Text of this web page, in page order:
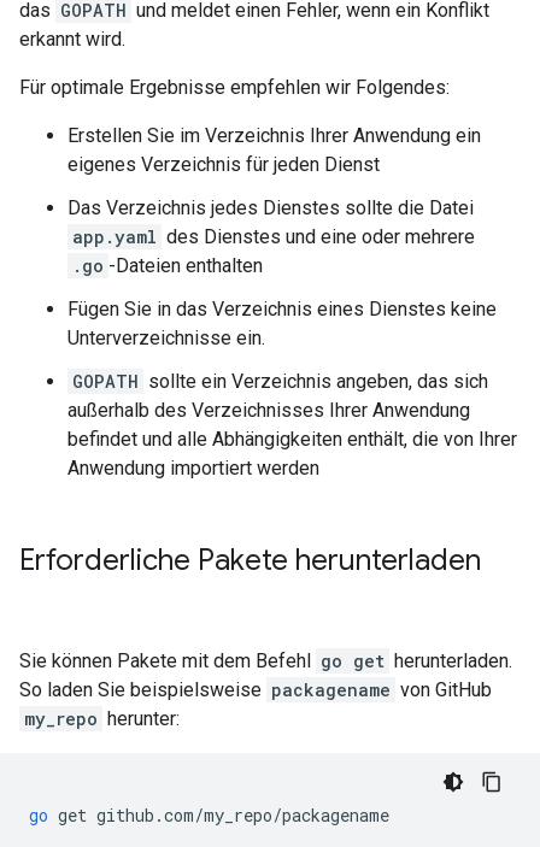
das GOPATH und meldet einen Fehler, wenn ein Konflikt
erkannt wird.
Für optimale Ergebnisse empfehlen wir Folgendes:
Erstellen Sie im Verzeichnis Ihrer Anwendung ein
eigenes Verzeichnis für jeden Dienst
Das Verzeichnis jedes Dienstes sollte die Datei
app.yaml des Dienstes und eine oder mehrere
.go -Dateien enthalten
Fügen Sie in das Verzeichnis eines Dienstes keine
Unterverzeichnisse ein.
GOPATH sollte ein Verzeichnis angeben, das sich
außerhalb des Verzeichnisses Ihrer Anwendung
befindet und alle Abhängigkeiten enthält, die von Ihrer
Anwendung importiert werden
Erforderliche Pakete herunterladen
Sie können Pakete mit dem Befehl go get herunterladen.
So laden Sie beispielsweise packagename von GitHub
my_repo herunter:
go get github .com/my_repo/packagename